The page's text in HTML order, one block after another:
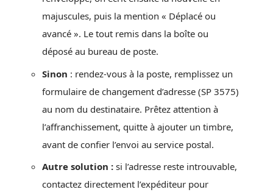
majuscules, puis la mention « Déplacé ou
avancé ». Le tout remis dans la boîte ou
déposé au bureau de poste.
Sinon : rendez-vous à la poste, remplissez un
formulaire de changement d’adresse (SP 3575)
au nom du destinataire. Prêtez attention à
l’affranchissement, quitte à ajouter un timbre,
avant de confier l’envoi au service postal.
Autre solution : si l’adresse reste introuvable,
contactez directement l’expéditeur pour